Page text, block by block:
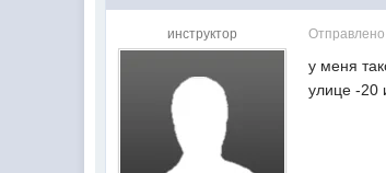
инструктор
у меня
улице -20